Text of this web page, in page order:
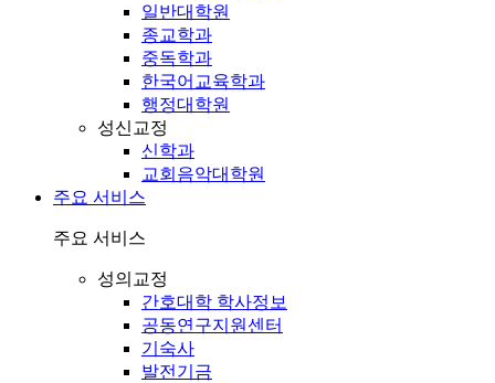
일반대학원
종교학과
중독학과
한국어교육학과
행정대학원
성신교정
신학과
교회음악대학원
주요 서비스
주요 서비스
성의교정
간호대학 학사정보
공동연구지원센터
기숙사
발전기금